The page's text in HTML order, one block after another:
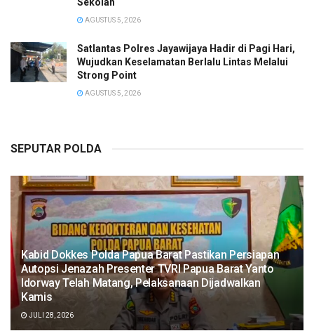
Sekolah
AGUSTUS 5, 2026
Satlantas Polres Jayawijaya Hadir di Pagi Hari,
Wujudkan Keselamatan Berlalu Lintas Melalui
Strong Point
AGUSTUS 5, 2026
SEPUTAR POLDA
Kabid Dokkes Polda Papua Barat Pastikan Persiapan
Autopsi Jenazah Presenter TVRI Papua Barat Yanto
Idorway Telah Matang, Pelaksanaan Dijadwalkan
Kamis
JULI 28, 2026